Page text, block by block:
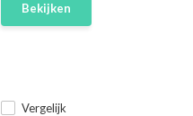
Vergelijk
Bekijken